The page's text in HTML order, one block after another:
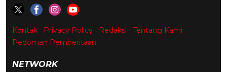
Kontak Privacy Policy Redaksi
Tentang Kami
Pedoman Pemberitaan
NETWORK